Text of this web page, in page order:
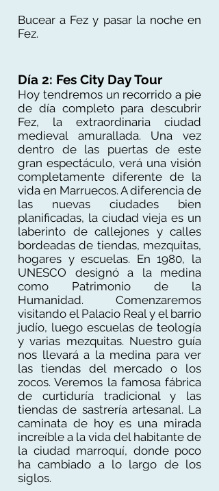
Bucear a Fez y pasar la noche en
Fez.
Día 2: Fes City Day Tour
Hoy tendremos un recorrido a pie
de día completo para descubrir
Fez, la extraordinaria ciudad
medieval amurallada. Una vez
dentro de las puertas de este
gran espectáculo, verá una visión
completamente diferente de la
vida en Marruecos. A diferencia de
las nuevas ciudades bien
planificadas, la ciudad vieja es un
laberinto de callejones y calles
bordeadas de tiendas, mezquitas,
hogares y escuelas. En 1980, la
UNESCO designó a la medina
como Patrimonio de la
Humanidad. Comenzaremos
visitando el Palacio Real y el barrio
judío, luego escuelas de teología
y varias mezquitas. Nuestro guía
nos llevará a la medina para ver
las tiendas del mercado o los
zocos. Veremos la famosa fábrica
de curtiduría tradicional y las
tiendas de sastrería artesanal. La
caminata de hoy es una mirada
increíble a la vida del habitante de
la ciudad marroquí, donde poco
ha cambiado a lo largo de los
siglos.